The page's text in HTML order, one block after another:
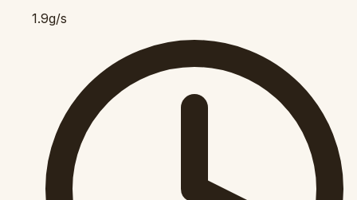
1.9g/s